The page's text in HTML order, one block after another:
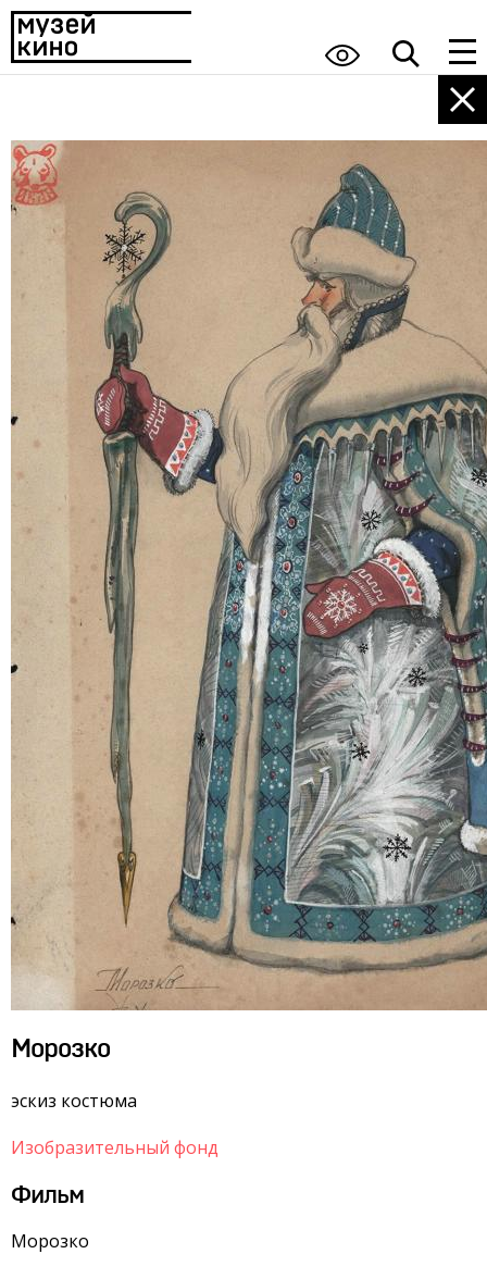
Морозко
эскиз костюма
Изобразительный фонд
Фильм
Морозко